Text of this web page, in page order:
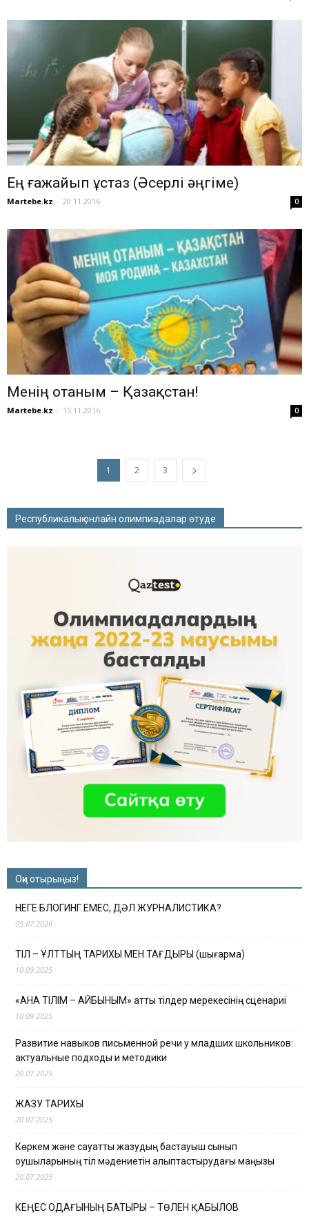
Ең ғажайып ұстаз (Әсерлі әңгіме)
Martebe.kz - 20.11.2016 0
Менің отаным – Қазақстан!
Martebe.kz - 15.11.2016 0
1 2 3
Республикалық онлайн олимпиадалар өтуде
Оқи отырыңыз!
НЕГЕ БЛОГИНГ ЕМЕС, ДӘЛ ЖУРНАЛИСТИКА?
05.07.2026
ТІЛ – ҰЛТТЫҢ ТАРИХЫ МЕН ТАҒДЫРЫ (шығарма)
10.09.2025
«АНА ТІЛІМ – АЙБЫНЫМ» атты тілдер мерекесінің сценариі
10.09.2025
Развитие навыков письменной речи у младших школьников:
актуальные подходы и методики
20.07.2025
ЖАЗУ ТАРИХЫ
20.07.2025
Көркем және сауатты жазудың бастауыш сынып
оқушыларының тіл мәдениетін қалыптастырудағы маңызы
20.07.2025
КЕҢЕС ОДАҒЫНЫҢ БАТЫРЫ – ТӨЛЕН ҚАБЫЛОВ